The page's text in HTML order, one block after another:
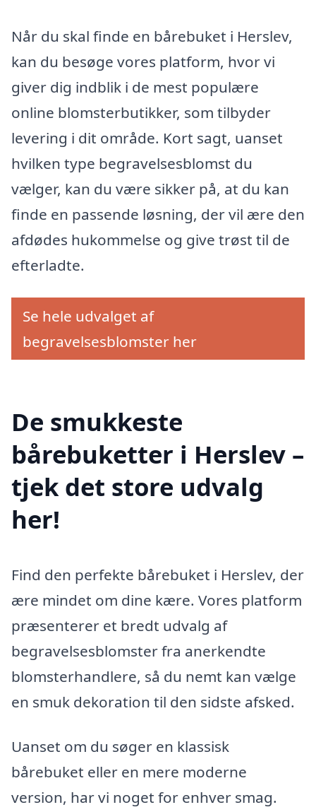
Når du skal finde en bårebuket i Herslev,
kan du besøge vores platform, hvor vi
giver dig indblik i de mest populære
online blomsterbutikker, som tilbyder
levering i dit område. Kort sagt, uanset
hvilken type begravelsesblomst du
vælger, kan du være sikker på, at du kan
finde en passende løsning, der vil ære den
afdødes hukommelse og give trøst til de
efterladte.
Se hele udvalget af
begravelsesblomster her
De smukkeste
bårebuketter i Herslev –
tjek det store udvalg
her!
Find den perfekte bårebuket i Herslev, der
ære mindet om dine kære. Vores platform
præsenterer et bredt udvalg af
begravelsesblomster fra anerkendte
blomsterhandlere, så du nemt kan vælge
en smuk dekoration til den sidste afsked.
Uanset om du søger en klassisk
bårebuket eller en mere moderne
version, har vi noget for enhver smag.